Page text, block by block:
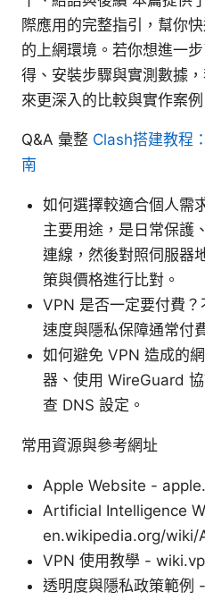
際應用的完整指引，幫你
的上網環境。若你想進一
得、安裝步驟與實測數據
來更深入的比較與實作案
Q&A 彙整 Clash搭建教程
南
如何選擇較適合個人需
主要用途，是日常保護
連線，然後對照伺服器
策與價格進行比對。
VPN 是否一定要付費？
速度與隱私保障通常付
如何避免 VPN 造成的
器、使用 WireGuard
查 DNS 設定。
常用資源與參考網址
Apple Website -
Artificial Intelligence
en.wikipedia.org/wiki/
VPN 使用教學 -
透明度與隱私政策範例